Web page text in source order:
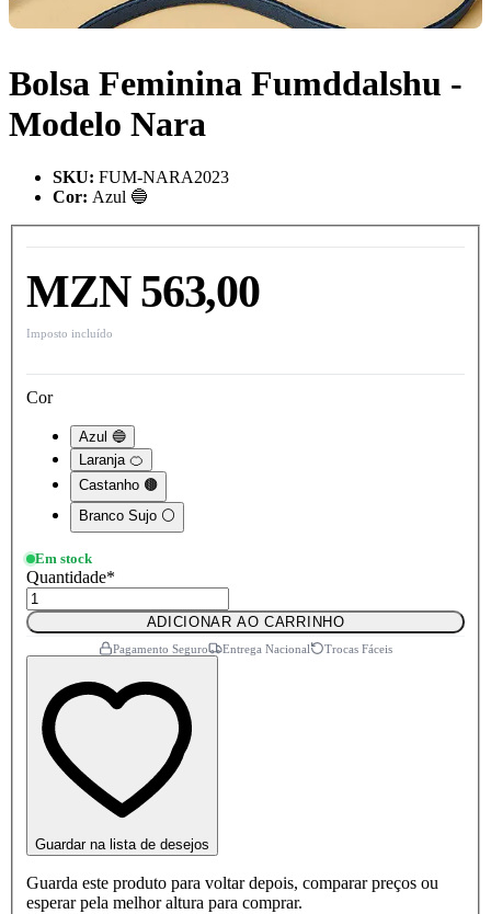
Bolsa Feminina Fumddalshu -
Modelo Nara
SKU: FUM-NARA2023
Cor: Azul 🔵
MZN 563,00
Imposto incluído
Cor
Azul 🔵
Laranja 🍊
Castanho 🟤
Branco Sujo ⚪
Em stock
Quantidade*
ADICIONAR AO CARRINHO
Pagamento Seguro Entrega Nacional Trocas Fáceis
Guardar na lista de desejos
Guarda este produto para voltar depois, comparar preços ou
esperar pela melhor altura para comprar.